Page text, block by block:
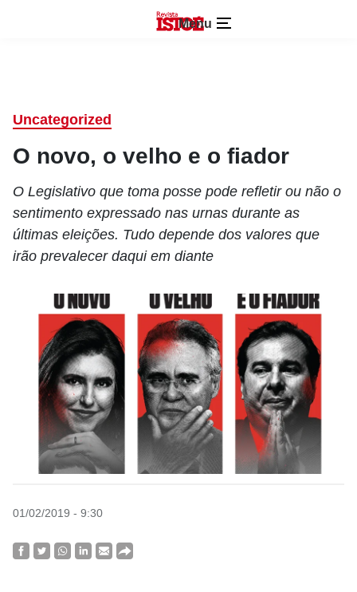
Menu
Uncategorized
O novo, o velho e o fiador
O Legislativo que toma posse pode refletir ou não o
sentimento expressado nas urnas durante as
últimas eleições. Tudo depende dos valores que
irão prevalecer daqui em diante
01/02/2019 - 9:30